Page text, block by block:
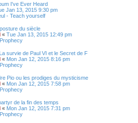
I've Ever Heard
Jan 13, 2015 9:30 pm
- Teach yourself
du siècle
« Tue Jan 13, 2015 12:49 pm
survie de Paul VI et le Secret de F
« Mon Jan 12, 2015 8:16 pm
Pio ou les prodiges du mysticisme
« Mon Jan 12, 2015 7:58 pm
de la fin des temps
« Mon Jan 12, 2015 7:31 pm